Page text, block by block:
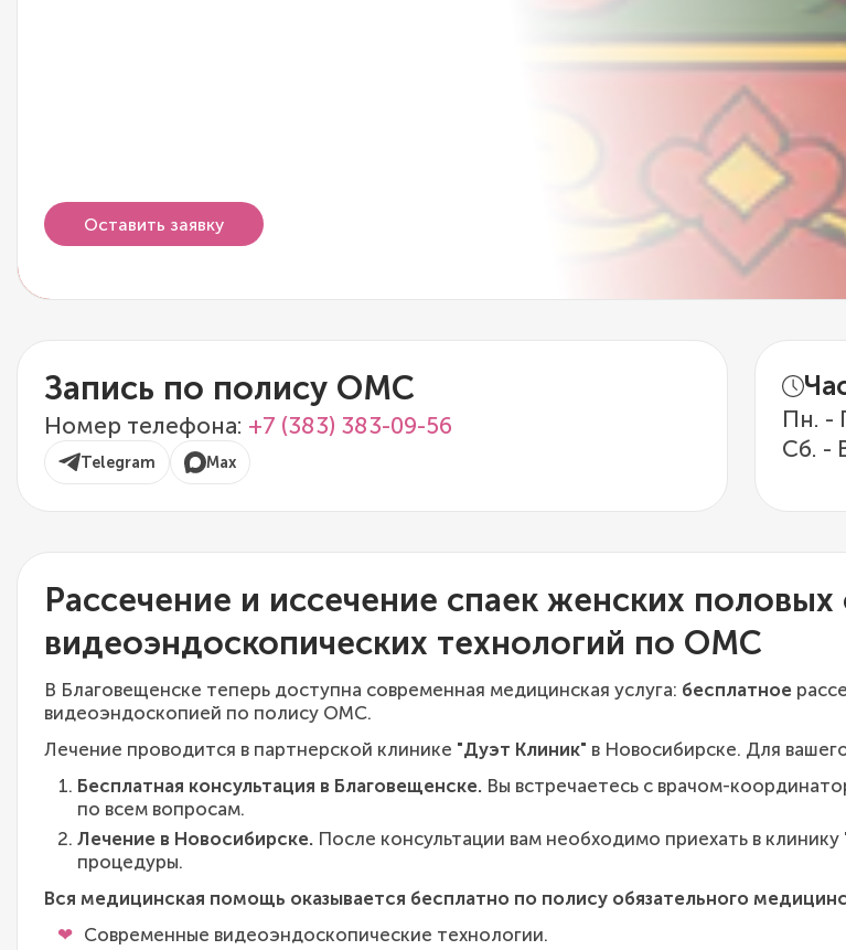
Оставить заявку
Запись по полису ОМС
Номер телефона: +7 (383) 383-09-56
Telegram Max
Пн. -
Сб. -
Рассечение и иссечение спаек женских
видеоэндоскопических технологий по ОМС
В Благовещенске теперь доступна современная медицинская услуга: бесплатное
видеоэндоскопией по полису ОМС.
Лечение проводится в партнерской клинике "Дуэт Клиник" в Новосибирске. Для
Бесплатная консультация в Благовещенске. Вы встречаетесь с врачом-
по всем вопросам.
Лечение в Новосибирске. После консультации вам необходимо приехать в
процедуры.
Вся медицинская помощь оказывается бесплатно по полису обязательного
Современные видеоэндоскопические технологии.